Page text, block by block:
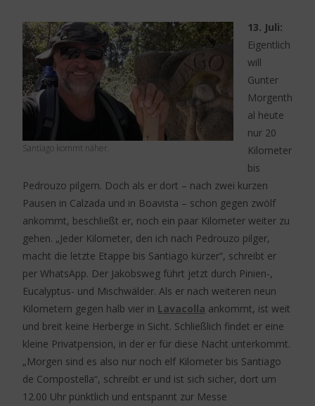
Santiago kommt näher.
13. Juli:
Eigentlich
will
Gunter
Morgenth
al heute
nur 20
Kilometer
bis
Pedrouzo pilgern. Doch als er dort – nach zwei kurzen
Pausen in Calzada und in Boavista – schon gegen zwölf
ankommt, beschließt er, noch ein paar Kilometer weiter zu
gehen. „Jeder Kilometer, den ich nach Pedrouzo pilger,
macht die letzte Etappe bis Santiago kürzer“, schreibt er
per WhatsApp. Der Jakobsweg führt jetzt durch Pinien-,
Eucalyptus- und Mischwälder. Als er nach weiteren neun
Kilometern gegen halb vier in Lavacolla ankommt, ist weit
und breit keine Herberge in Sicht. Schließlich findet er eine
kleine Privatpension, in der er für diese Nacht unterkommt.
„Morgen sind es also nur noch elf Kilometer bis Santiago
de Compostella“, schreibt er und ist sich sicher, dort um
12.00 Uhr pünktlich und entspannt zur Messe